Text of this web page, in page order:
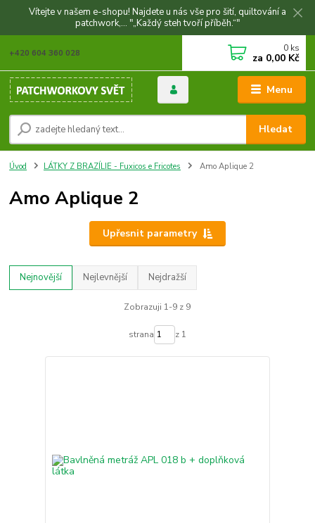
Vítejte v našem e-shopu! Najdete u nás vše pro šití, quiltování a
patchwork,... "„Každý steh tvoří příběh.“"
Menu
Hledat
+420 604 360 028 0 ks
za 0,00 Kč
Úvod LÁTKY Z BRAZÍLIE - Fuxicos e Fricotes Amo Aplique 2
Amo Aplique 2
Upřesnit parametry
Nejnovější Nejlevnější Nejdražší
Zobrazuji 1-9 z 9
strana z 1